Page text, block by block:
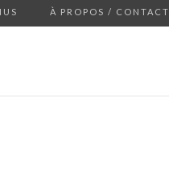
À PROPOS / CONTACT